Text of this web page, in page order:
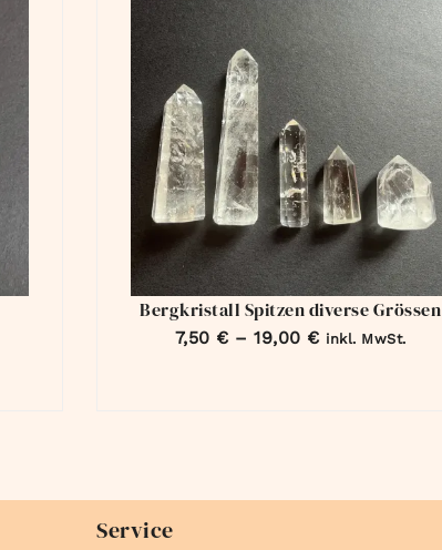
Bergkristall Spitzen diverse Grössen
7,50 € – 19,00 € inkl. MwSt.
Service